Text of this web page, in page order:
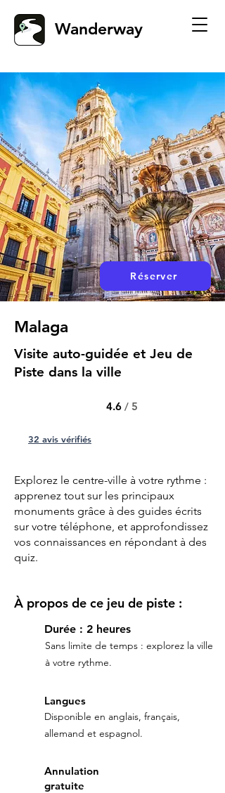
Wanderway
Réserver
Malaga
Visite auto-guidée et Jeu de
Piste dans la ville
4.6 / 5
32 avis vérifiés
Explorez le centre-ville à votre rythme :
apprenez tout sur les principaux
monuments grâce à des guides écrits
sur votre téléphone, et approfondissez
vos connaissances en répondant à des
quiz.
À propos de ce jeu de piste :
Durée : 2 heures
Sans limite de temps : explorez la ville
à votre rythme.
Langues
Disponible en anglais, français,
allemand et espagnol.
Annulation
gratuite